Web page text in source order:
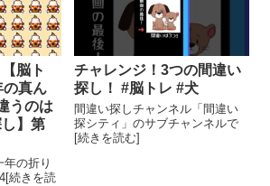
脳ト
の真ん
うのは
】第
の折り
続きを読
チャレンジ！3つの間違い
探し！ #脳トレ #犬
間違い探しチャンネル「間違い
探シティ」のサブチャンネルで
[続きを読む]